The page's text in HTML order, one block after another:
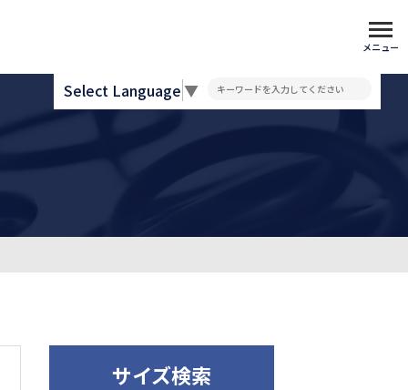
メニュー
Select Language▼
サイズ検索